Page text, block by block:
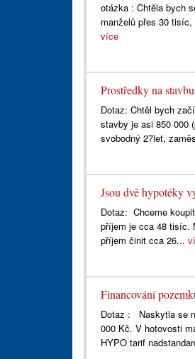
otázka : Chtěla bych
manželů přes 30
více
Prostředky na
Dotaz: Chtěl bych
stavby je asi 850 000
svobodný 27let,
Jsou dvě hypotéky
Dotaz: Chceme
příjem je cca 48 tisíc.
příjem činit cca 26...
Financování
Dotaz : Naskytla se
000 Kč. V hotovosti
HYPO tarif